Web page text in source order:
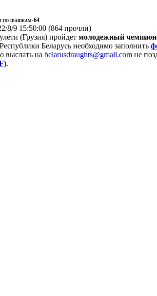
по шашкам-64
8/9 15:50:00 (864 прочли)
(Грузия) пройдет молодежный
Беларусь необходимо заполнить
выслать на belarusdraughts@gmail.com не
.